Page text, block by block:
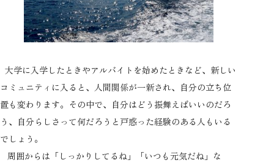
大学に入学したときやアルバイトを始めたときなど、新しい
コミュニティに入ると、人間関係が一新され、自分の立ち位
置も変わります。その中で、自分はどう振舞えばいいのだろ
う、自分らしさって何だろうと戸惑った経験のある人もいる
でしょう。
周囲からは「しっかりしてるね」「いつも元気だね」な